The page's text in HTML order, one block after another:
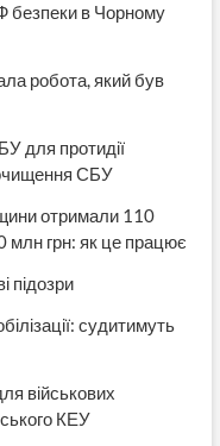
безпеки в Чорному
робота, який був
для протидії
очищення СБУ
отримали 110
млн грн: як це працює
підозри
судитимуть
військових
КЕУ